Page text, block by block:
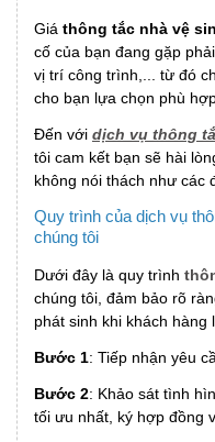
Giá thông tắc nhà vệ
cố của bạn đang gặp
vị trí công trình,... từ đó
cho bạn lựa chọn phù
Đến với dịch vụ thông
tôi cam kết bạn sẽ hài
không nói thách như các
Quy trình của dịch vụ
chúng tôi
Dưới đây là quy trình
chúng tôi, đảm bảo rõ
phát sinh khi khách hàng
Bước 1: Tiếp nhận yêu
Bước 2: Khảo sát tình
tối ưu nhất, ký hợp đồng